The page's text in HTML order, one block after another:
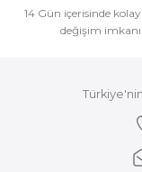
14 Gün içerisinde kolay
değişim imkanı